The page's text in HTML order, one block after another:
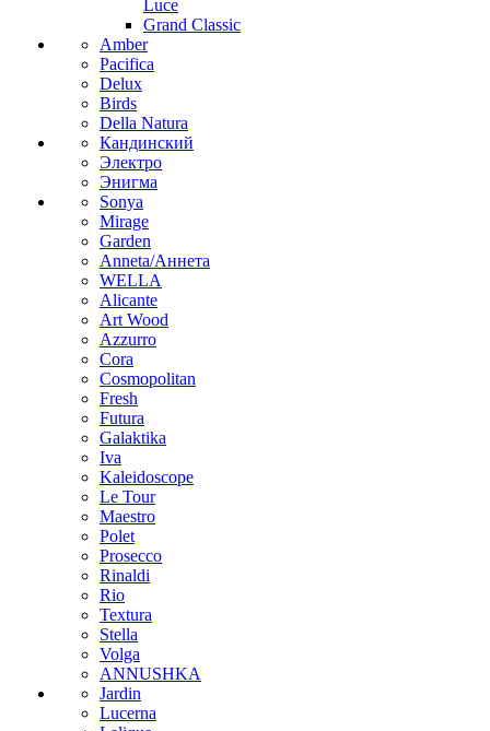
Luce
Grand Classic
Amber
Pacifica
Delux
Birds
Della Natura
Кандинский
Электро
Энигма
Sonya
Mirage
Garden
Anneta/Аннета
WELLA
Alicante
Art Wood
Azzurro
Cora
Cosmopolitan
Fresh
Futura
Galaktika
Iva
Kaleidoscope
Le Tour
Maestro
Polet
Prosecco
Rinaldi
Rio
Textura
Stella
Volga
ANNUSHKA
Jardin
Lucerna